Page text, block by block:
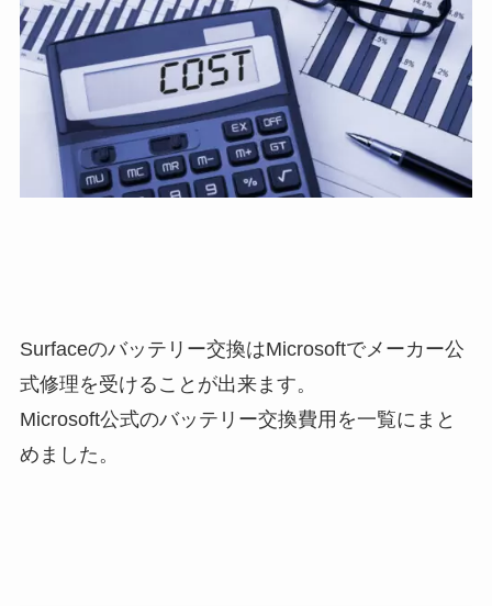
Surfaceのバッテリー交換はMicrosoftでメーカー公
式修理を受けることが出来ます。
Microsoft公式のバッテリー交換費用を一覧にまと
めました。